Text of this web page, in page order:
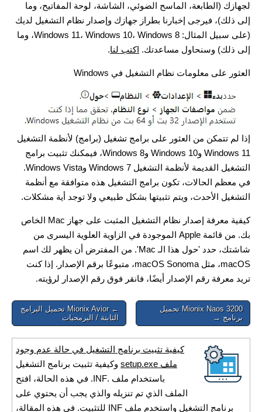
لجهازك (الطابعة، الماسح الضوئي، الشاشة، لوحة المفاتيح، وما
إلى ذلك)، فيرجى إخبارنا بطراز جهازك وإصدار نظام التشغيل لديك
(على سبيل المثال: Windows 11، Windows 10، Windows 8، وما
إلى ذلك) وسنحاول مساعدتك. اكتب لنا.
العثور على معلومات نظام التشغيل في Windows
إذا لم تتمكن من العثور على برامج تشغيل (برامج) لأنظمة التشغيل
Windows 11 وWindows 10 وWindows 8، فيمكنك تثبيت برامج
التشغيل القديمة لأنظمة التشغيل Windows 7 وWindows Vista.
في معظم الحالات، تكون برامج التشغيل هذه متوافقة مع أنظمة
التشغيل الأحدث، ويتم تثبيتها بشكل طبيعي ولا توجد أية مشكلات.
كيفية معرفة إصدار نظام التشغيل المثبت على جهاز Mac الخاص
بك. من قائمة Apple الموجودة في الزاوية العلوية اليسرى من
شاشتك، حدد 'حول هذا الـ Mac'. من المفترض أن يظهر لك اسم
macOS، مثل macOS Sonoma، متبوعًا برقم الإصدار. إذا كنت
تريد معرفة رقم الإصدار أيضًا، فانقر فوق رقم الإصدار لرؤيته.
Post
navigation
← Mionix Avior تحميل البرامج
الثابتة / البرمجيات
Mionix Naos 3200 تحميل
برنامج →
كيفية تثبيت برنامج التشغيل في حالة عدم وجود
ملف setup.exe
وكيفية تثبيت برنامج التشغيل
باستخدام ملف .INF. في هذه الحالة، افتح
الملف الذي تم تنزيله والذي يجب أن يحتوي على
برنامج التشغيل واستخدم ملف INF للتثبيت. في هذه المقالة،